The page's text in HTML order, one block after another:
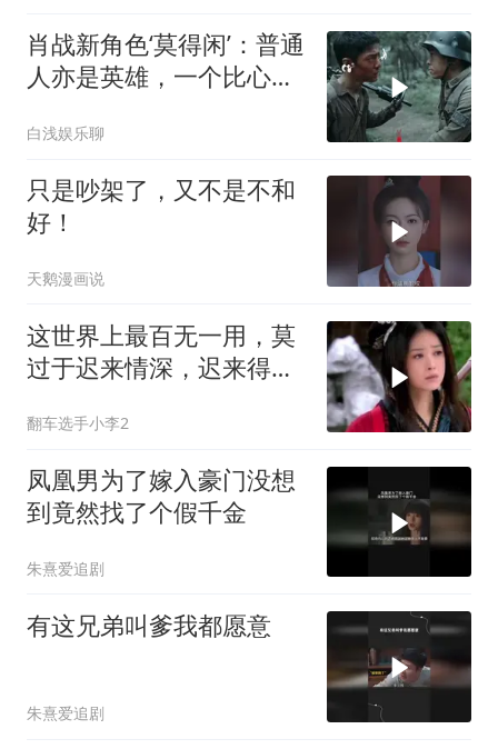
肖战新角色‘莫得闲’：普通
人亦是英雄，一个比心暖
白浅娱乐聊
只是吵架了，又不是不和
好！
天鹅漫画说
这世界上最百无一用，莫
过于迟来情深，迟来得深
翻车选手小李2
凤凰男为了嫁入豪门没想
到竟然找了个假千金
朱熹爱追剧
有这兄弟叫爹我都愿意
朱熹爱追剧